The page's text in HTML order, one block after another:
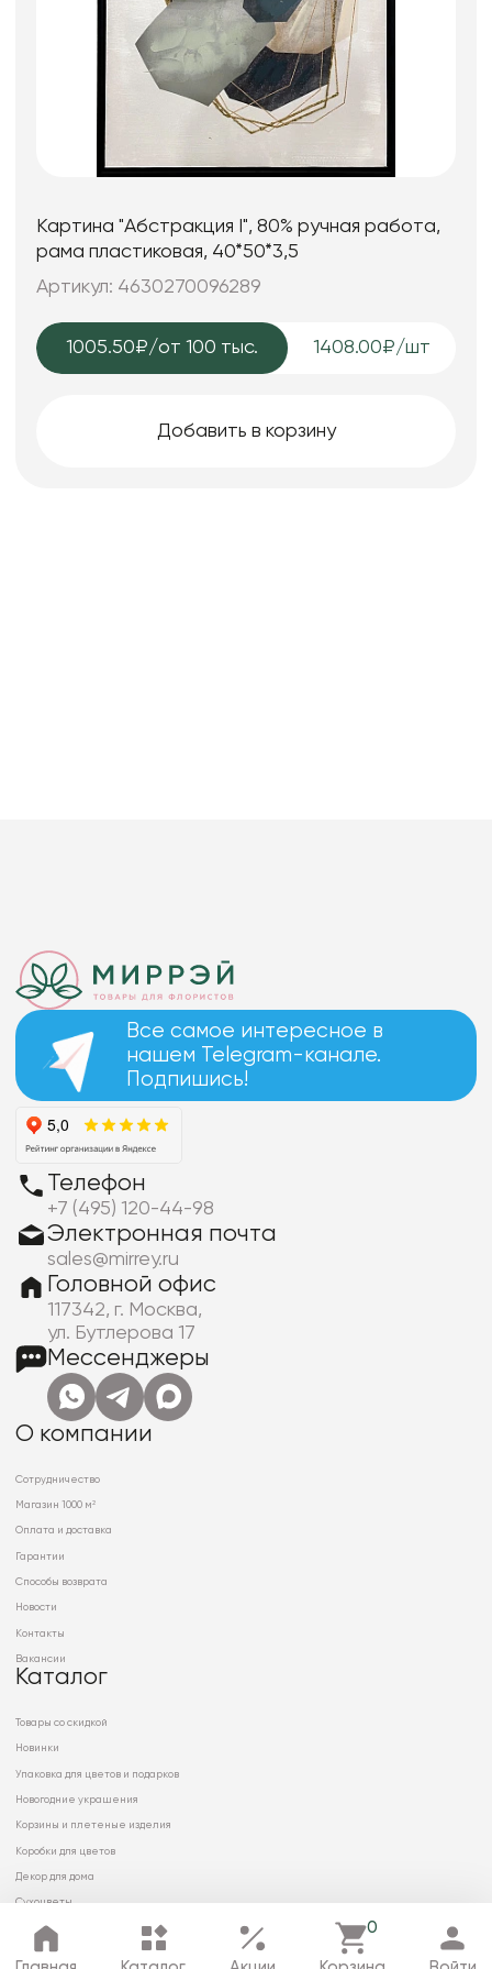
Картина "Абстракция I", 80% ручная работа,
рама пластиковая, 40*50*3,5
Артикул: 4630270096289
1005.50₽/от 100 тыс. 1408.00₽/шт
Добавить в корзину
0
Все самое интересное в
нашем Telegram-канале.
Подпишись!
Телефон
+7 (495) 120-44-98
Электронная почта
sales@mirrey.ru
Головной офис
117342, г. Москва,
ул. Бутлерова 17
Мессенджеры
О компании
Сотрудничество
Магазин 1000 м²
Оплата и доставка
Гарантии
Способы возврата
Новости
Контакты
Вакансии
Каталог
Товары со скидкой
Новинки
Упаковка для цветов и подарков
Новогодние украшения
Корзины и плетеные изделия
Коробки для цветов
Декор для дома
Сухоцветы